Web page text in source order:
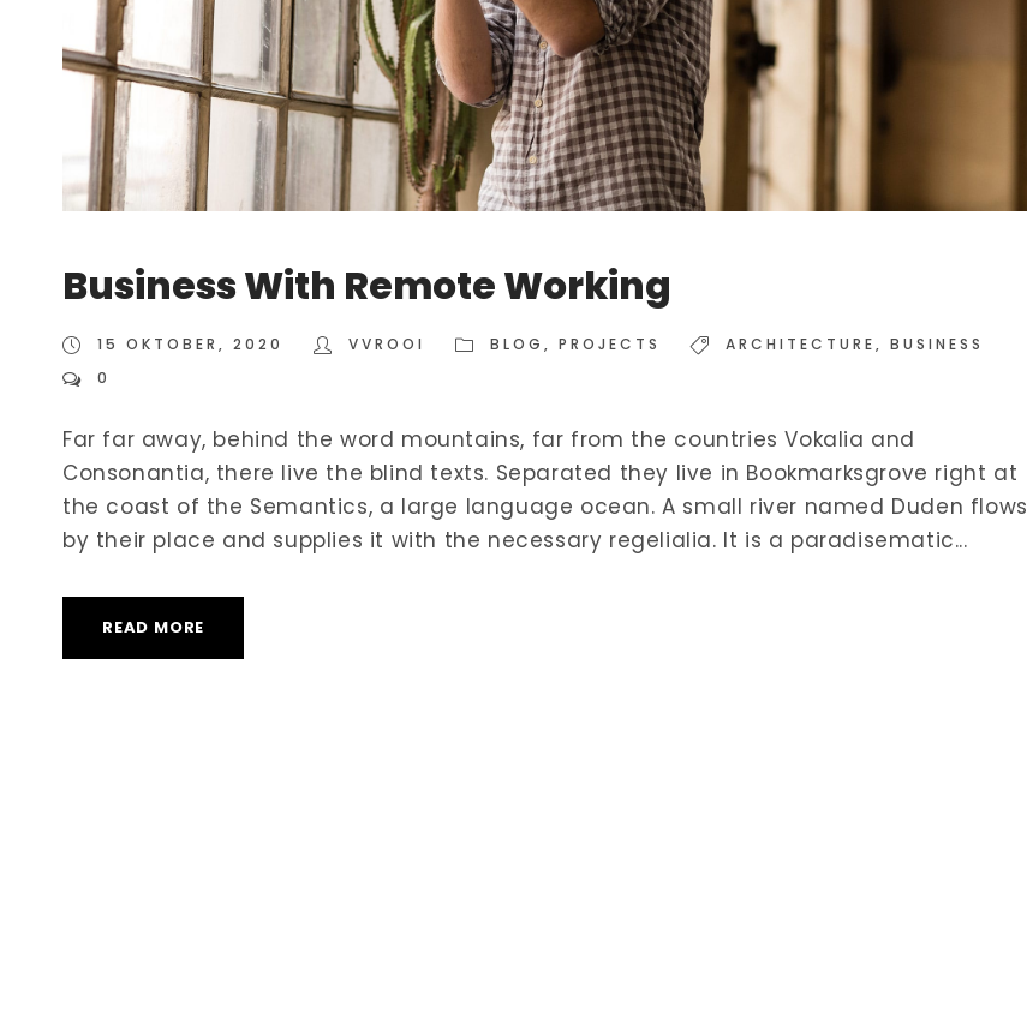
Business With Remote Working
15 OKTOBER, 2020 VVROOI BLOG , PROJECTS ARCHITECTURE, BUSINESS
0
Far far away, behind the word mountains, far from the countries Vokalia and
Consonantia, there live the blind texts. Separated they live in Bookmarksgrove right at
the coast of the Semantics, a large language ocean. A small river named Duden flows
by their place and supplies it with the necessary regelialia. It is a paradisematic...
READ MORE